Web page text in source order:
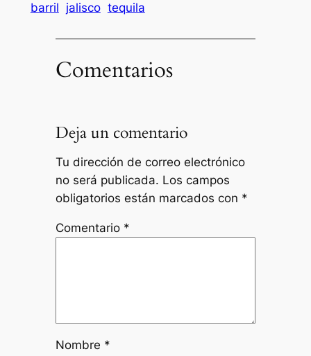
barril jalisco tequila
Comentarios
Deja un comentario
Tu dirección de correo electrónico
no será publicada. Los campos
obligatorios están marcados con *
Comentario *
Nombre *